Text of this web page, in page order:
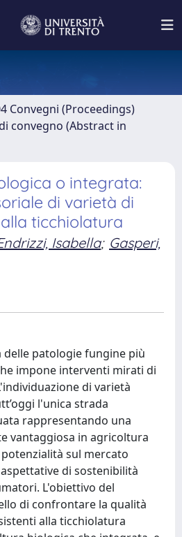
Convegni (Proceedings)
convegno (Abstract in
o integrata:
di varietà di
ticchiolatura
Isabella; Gasperi,
delle patologie fungine più
impone interventi mirati di
di varietà
l'unica strada
rappresentando una
vantaggiosa in agricoltura
sul mercato
di sostenibilità
L'obiettivo del
di confrontare la qualità
alla ticchiolatura